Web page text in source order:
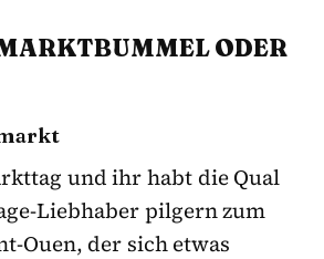
ODER
und ihr habt die Qual
Liebhaber pilgern zum
Ouen, der sich etwas